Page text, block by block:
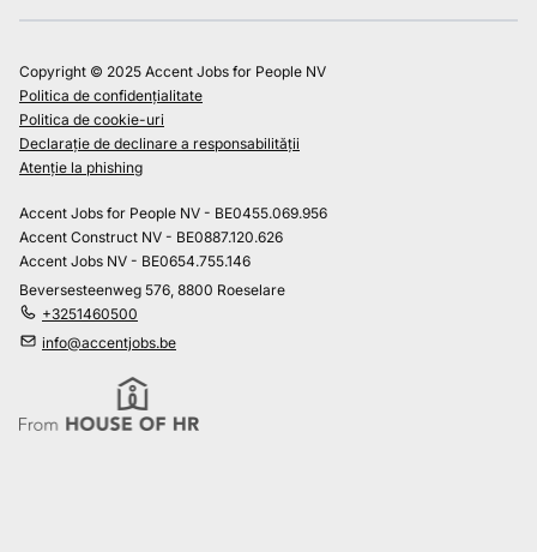
Copyright © 2025 Accent Jobs for People NV
Politica de confidențialitate
Politica de cookie-uri
Declarație de declinare a responsabilității
Atenție la phishing
Accent Jobs for People NV - BE0455.069.956
Accent Construct NV - BE0887.120.626
Accent Jobs NV - BE0654.755.146
Beversesteenweg 576, 8800 Roeselare
+3251460500
info@accentjobs.be